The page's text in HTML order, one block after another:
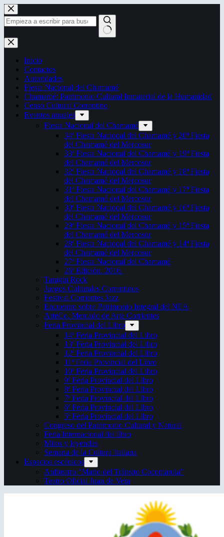
Saltar
al
contenido
Sin
resultados
Inicio
Contactos
Autoridades
Fiesta Nacional del Chamamé
Chamamé: Patrimonio Cultural Inmaterial de la Humanidad
Censo Cultural Correntino
Eventos anuales
Fiesta Nacional del Chamamé
34ª Fiesta Nacional del Chamamé y 20ª Fiesta
del Chamamé del Mercosur
33ª Fiesta Nacional del Chamamé y 19ª Fiesta
del Chamamé del Mercosur
32ª Fiesta Nacional del Chamamé y 18ª Fiesta
del Chamamé del Mercosur
31ª Fiesta Nacional del Chamamé y 17ª Fiesta
del Chamamé del Mercosur
30ª Fiesta Nacional del Chamamé y 16ª Fiesta
del Chamamé del Mercosur
29ª Fiesta Nacional del Chamamé y 15ª Fiesta
del Chamamé del Mercosur
28ª Fiesta Nacional del Chamamé y 14ª Fiesta
del Chamamé del Mercosur
27ª Fiesta Nacional del Chamamé
26ª Edición. 2016.
Taragüi Rock
Juegos Culturales Correntinos
Festival Corrientes Jazz
Encuentro sobre Patrimonio Integral del NEA
ArteCo. Mercado de Arte Corrientes
Feria Provincial del Libro
14ª Feria Provincial del Libro
13ª Feria Provincial del Libro
12ª Feria Provincial del Libro
11ª Feria Provincial del Libro
10ª Feria Provincial del Libro
9ª Feria Provincial del Libro
8ª Feria Provincial del Libro
7ª Feria Provincial del Libro
6ª Feria Provincial del Libro
5ª Feria Provincial del Libro
Congreso del Patrimonio Cultural y Natural
Feria Internacional del libro
Mitos y leyendas
Semana de la Cultura Italiana
Espacios escénicos
Anfiteatro “Mario del Tránsito Cocomarola”
Teatro Oficial Juan de Vera